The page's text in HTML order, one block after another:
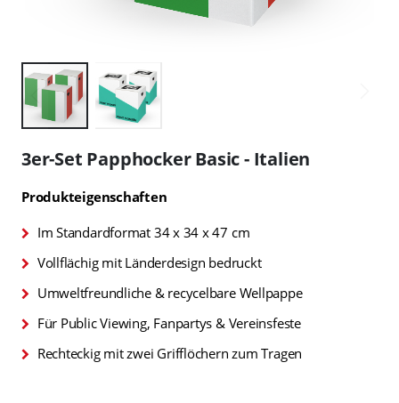
Anfang
der
springen
3er-Set Papphocker Basic - Italien
Produkteigenschaften
Im Standardformat 34 x 34 x 47 cm
Vollflächig mit Länderdesign bedruckt
Umweltfreundliche & recycelbare Wellpappe
Für Public Viewing, Fanpartys & Vereinsfeste
Rechteckig mit zwei Grifflöchern zum Tragen